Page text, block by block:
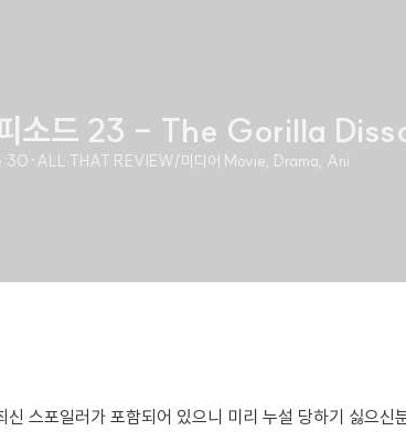
피소드 23 - The Gorilla
·ALL THAT REVIEW/미디어 Movie, Drama, Ani
스포일러가 포함되어 있으니 미리 누설 당하기 싫으신